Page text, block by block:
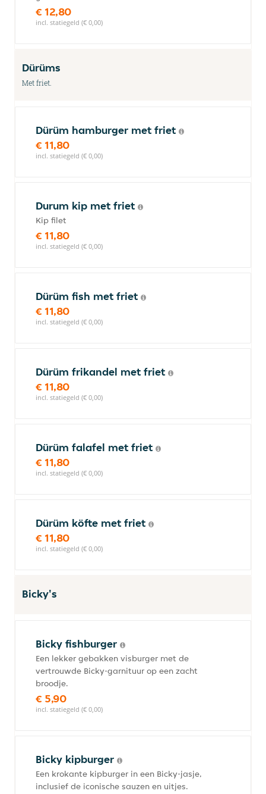
€ 12,80
incl. statiegeld (€ 0,00)
Dürüms
Met friet.
Dürüm hamburger met friet
€ 11,80
incl. statiegeld (€ 0,00)
Durum kip met friet
Kip filet
€ 11,80
incl. statiegeld (€ 0,00)
Dürüm fish met friet
€ 11,80
incl. statiegeld (€ 0,00)
Dürüm frikandel met friet
€ 11,80
incl. statiegeld (€ 0,00)
Dürüm falafel met friet
€ 11,80
incl. statiegeld (€ 0,00)
Dürüm köfte met friet
€ 11,80
incl. statiegeld (€ 0,00)
Bicky's
Bicky fishburger
Een lekker gebakken visburger met de
vertrouwde Bicky-garnituur op een zacht
broodje.
€ 5,90
incl. statiegeld (€ 0,00)
Bicky kipburger
Een krokante kipburger in een Bicky-jasje,
inclusief de iconische sauzen en uitjes.